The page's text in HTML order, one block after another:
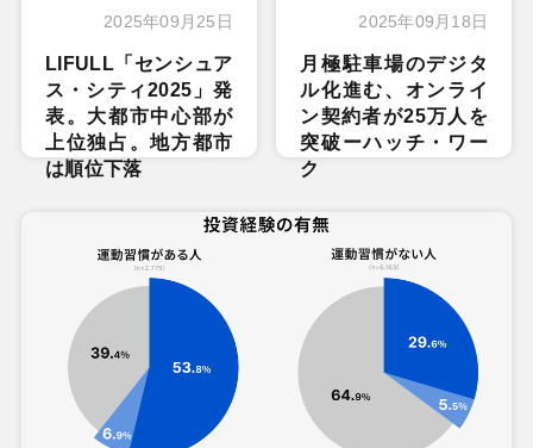
2025年09月25日
LIFULL「センシュア
ス・シティ2025」発
表。大都市中心部が
上位独占。地方都市
は順位下落
2025年09月18日
月極駐車場のデジタ
ル化進む、オンライ
ン契約者が25万人を
突破ーハッチ・ワー
ク